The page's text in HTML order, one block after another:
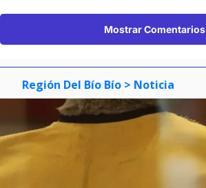
Mostrar Comentarios
Región Del Bío Bío > Noticia